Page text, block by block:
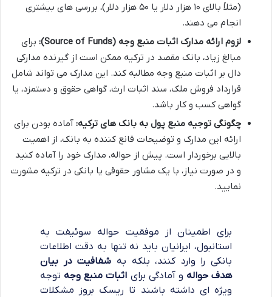
(مثلاً بالای ۱۰ هزار دلار یا ۵۰ هزار دلار)، بررسی های بیشتری
انجام می دهند.
لزوم ارائه مدارک اثبات منبع وجه (Source of Funds):
برای
مبالغ زیاد، بانک مقصد در ترکیه ممکن است از گیرنده مدارکی
دال بر اثبات منبع وجه مطالبه کند. این مدارک می تواند شامل
قرارداد فروش ملک، سند اثبات ارث، گواهی حقوق و دستمزد، یا
گواهی کسب و کار باشد.
چگونگی توجیه منبع پول به بانک های ترکیه: آماده بودن برای
ارائه این مدارک و توضیحات قانع کننده به بانک، از اهمیت
بالایی برخوردار است. پیش از حواله، مدارک خود را آماده کنید
و در صورت نیاز، با یک مشاور حقوقی یا بانکی در ترکیه مشورت
نمایید.
برای اطمینان از موفقیت حواله سوئیفت به
استانبول، ایرانیان باید نه تنها به دقت اطلاعات
بانکی را وارد کنند، بلکه به شفافیت در بیان
هدف حواله و آمادگی برای اثبات منبع وجه توجه
ویژه ای داشته باشند تا ریسک بروز مشکلات